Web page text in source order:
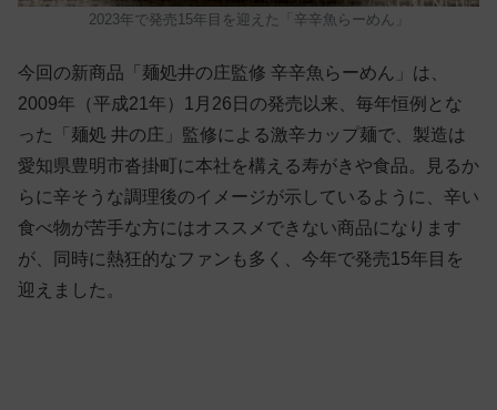
2023年で発売15年目を迎えた「辛辛魚らーめん」
今回の新商品「麺処井の庄監修 辛辛魚らーめん」は、
2009年（平成21年）1月26日の発売以来、毎年恒例とな
った「麺処 井の庄」監修による激辛カップ麺で、製造は
愛知県豊明市沓掛町に本社を構える寿がきや食品。見るか
らに辛そうな調理後のイメージが示しているように、辛い
食べ物が苦手な方にはオススメできない商品になります
が、同時に熱狂的なファンも多く、今年で発売15年目を
迎えました。